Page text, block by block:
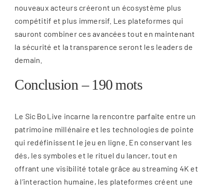
nouveaux acteurs créeront un écosystème plus
compétitif et plus immersif. Les plateformes qui
sauront combiner ces avancées tout en maintenant
la sécurité et la transparence seront les leaders de
demain.
Conclusion – 190 mots
Le Sic Bo Live incarne la rencontre parfaite entre un
patrimoine millénaire et les technologies de pointe
qui redéfinissent le jeu en ligne. En conservant les
dés, les symboles et le rituel du lancer, tout en
offrant une visibilité totale grâce au streaming 4K et
à l’interaction humaine, les plateformes créent une